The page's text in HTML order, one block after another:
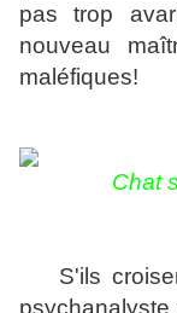
pas trop
nouveau
maléfiques!
Chat
S'ils